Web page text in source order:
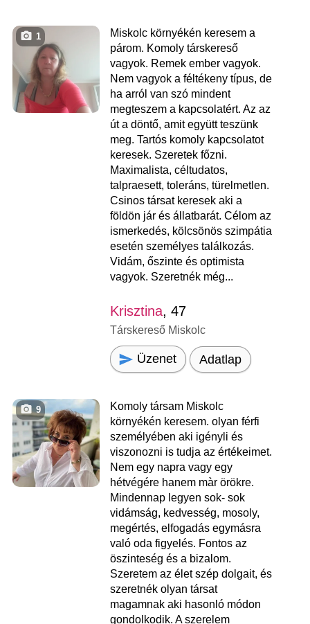
1
Miskolc környékén keresem a
párom. Komoly társkereső
vagyok. Remek ember vagyok.
Nem vagyok a féltékeny típus, de
ha arról van szó mindent
megteszem a kapcsolatért. Az az
út a döntő, amit együtt teszünk
meg. Tartós komoly kapcsolatot
keresek. Szeretek főzni.
Maximalista, céltudatos,
talpraesett, toleráns, türelmetlen.
Csinos társat keresek aki a
földön jár és állatbarát. Célom az
ismerkedés, kölcsönös szimpátia
esetén személyes találkozás.
Vidám, őszinte és optimista
vagyok. Szeretnék még...
Krisztina, 47
Társkereső Miskolc
Üzenet Adatlap
9
Komoly társam Miskolc
környékén keresem. olyan férfi
személyében aki igényli és
viszonozni is tudja az értékeimet.
Nem egy napra vagy egy
hétvégére hanem màr örökre.
Mindennap legyen sok- sok
vidámság, kedvesség, mosoly,
megértés, elfogadás egymásra
való oda figyelés. Fontos az
öszinteség és a bizalom.
Szeretem az élet szép dolgait, és
szeretnék olyan társat
magamnak aki hasonló módon
gondolkodik. A szerelem